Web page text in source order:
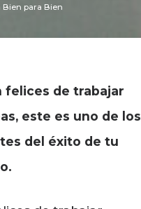
Bien para Bien
felices de trabajar
este es uno de los
del éxito de tu